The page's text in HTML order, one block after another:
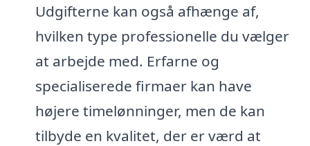
Udgifterne kan også afhænge af,
hvilken type professionelle du vælger
at arbejde med. Erfarne og
specialiserede firmaer kan have
højere timelønninger, men de kan
tilbyde en kvalitet, der er værd at